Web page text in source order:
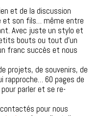
et de la discussion
et son fils… même entre
Avec juste un stylo et
bouts ou tout d’un
franc succès et nous
projets, de souvenirs, de
rapproche… 60 pages de
parler et se re-
pour nous